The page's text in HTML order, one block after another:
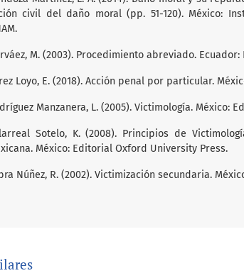
civil del daño moral (pp. 51-120). México:
M. (2003). Procedimiento abreviado.
Loyo, E. (2018). Acción penal por particular.
Manzanera, L. (2005). Victimología. México:
Sotelo, K. (2008). Principios de
México: Editorial Oxford University Press.
Núñez, R. (2002). Victimización secundaria.